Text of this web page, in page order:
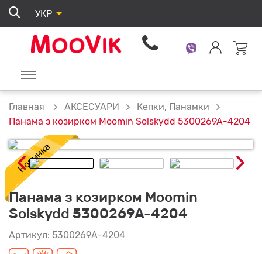
УКР
Главная АКСЕСУАРИ
Кепки, Панамки
Панама з козирком Moomin Solskydd 5300269A-4204
Панама з козирком Moomin
Solskydd 5300269A-4204
Артикул: 5300269A-4204